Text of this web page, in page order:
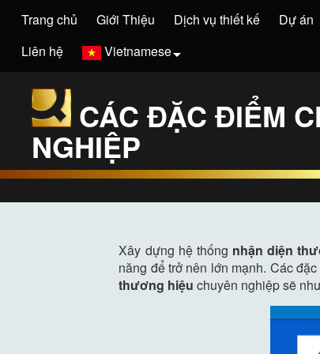
Trang chủ Giới Thiệu Dịch vụ thiết kế Dự án
Liên hệ
Vietnamese
CÁC ĐẶC ĐIỂM
NGHIỆP
Xây dựng hệ thống nhận diện
năng để trở nên lớn mạnh. Các
thương hiệu chuyên nghiệp sẽ